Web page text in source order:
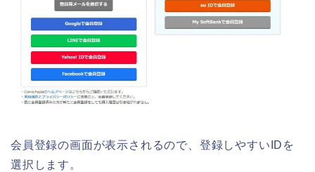
会員登録の画面が表示されるので、登録しやすいIDを
選択します。